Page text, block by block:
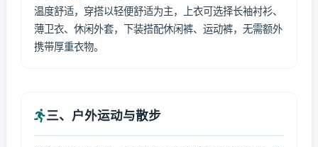
温度舒适，穿搭以轻便舒适为主，上衣可选择长袖衬衫、
薄卫衣、休闲外套，下装搭配休闲裤、运动裤，无需额外
携带厚重衣物。
三、户外运动与散步